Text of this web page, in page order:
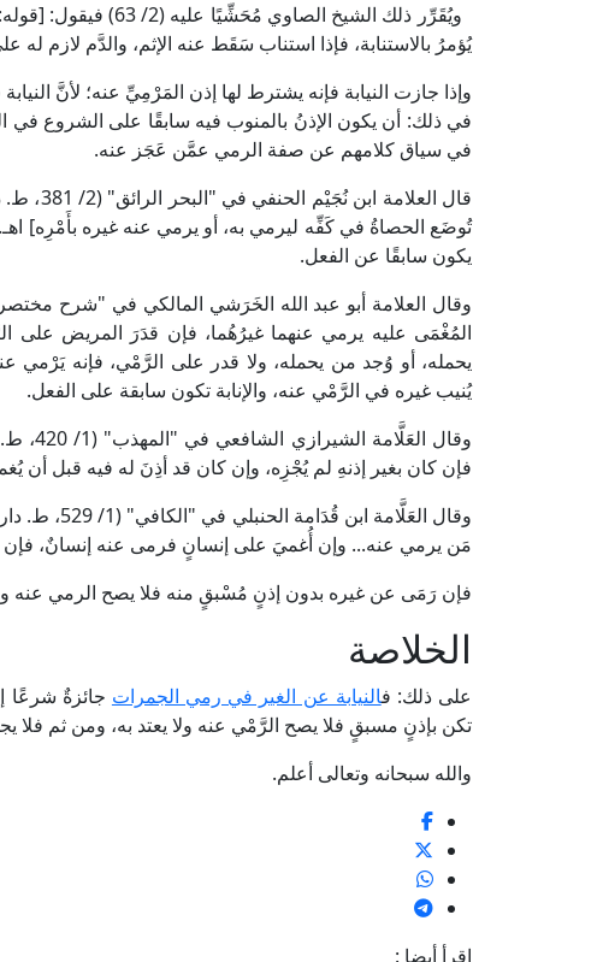
ويُقَرِّر ذلك الشيخ
يُؤمرُ بالاستنابة، فإذا استناب سَقَط عنه الإثم، والدَّم لازم له
وإذا جازت النيابة فإنه يشترط لها إذن المَرْمِيِّ عنه؛ لأنَّ
في ذلك: أن يكون الإذنُ بالمنوب فيه سابقًا على الشروع
في سياق كلامهم عن صفة الرمي عمَّن عَجَز عنه.
قال
تُوضَع الحصاةُ في كَفِّه ليرمي به، أو يرمي عنه غيره بأَمْرِه]
يكون سابقًا عن الفعل.
المُغْمَى عليه يرمي عنهما غيرُهُما، فإن قدَرَ المريض
يحمله، أو وُجد من يحمله، ولا قدر على الرَّمْي، فإنه يَرْمي
يُنيب غيره في الرَّمْي عنه، والإنابة تكون سابقة على الفعل.
وقال
فإن كان بغير إذنهِ لم يُجْزِه، وإن كان قد أذِنَ له فيه قبل أن
وقال
مَن يرمي عنه... وإن أُغميَ على إنسانٍ فرمى عنه إنسانٌ، فإن
فإن رَمَى عن غيره بدون إذنٍ مُسْبقٍ منه فلا يصح الرمي عنه
الخلاصة
على ذلك: فالنيابة عن الغير في رمي الجمرات جائزةٌ شرعًا
تكن بإذنٍ مسبقٍ فلا يصح الرَّمْي عنه ولا يعتد به، ومن ثم
والله سبحانه وتعالى أعلم.
اقرأ أيضا :